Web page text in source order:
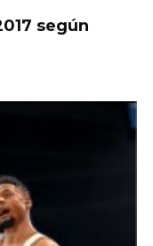
según